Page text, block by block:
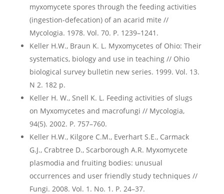
myxomycete spores through the feeding activities
(ingestion-defecation) of an acarid mite //
Mycologia. 1978. Vol. 70. P. 1239–1241.
Keller H.W., Braun K. L. Myxomycetes of Ohio: Their
systematics, biology and use in teaching // Ohio
biological survey bulletin new series. 1999. Vol. 13.
N 2. 182 p.
Keller H. W., Snell K. L. Feeding activities of slugs
on Myxomycetes and macrofungi // Mycologia,
94(5). 2002. P. 757–760.
Keller H.W., Kilgore C.M., Everhart S.E., Carmack
G.J., Crabtree D., Scarborough A.R. Myxomycete
plasmodia and fruiting bodies: unusual
occurrences and user friendly study techniques //
Fungi. 2008. Vol. 1. No. 1. P. 24–37.